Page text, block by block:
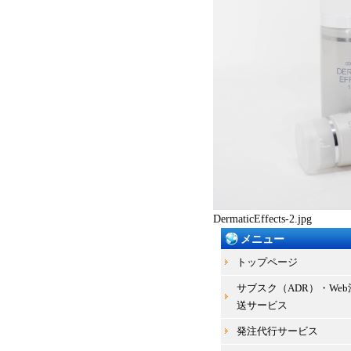
DermaticEffects-2.jpg
メニュー
トップページ
サブスク（ADR）・Web
送サービス
発注代行サービス